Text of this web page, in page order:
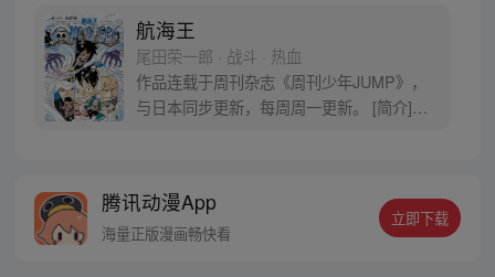
航海王
尾田荣一郎 · 战斗 · 热血
作品连载于周刊杂志《周刊少年JUMP》，
与日本同步更新，每周周一更新。 [简介]有
十年后，路飞为实现与因救他而断臂的杰克
斯的约定而出海，开始了以成为海盗王为目
腾讯动漫App
海量正版漫画畅快看
立即下载